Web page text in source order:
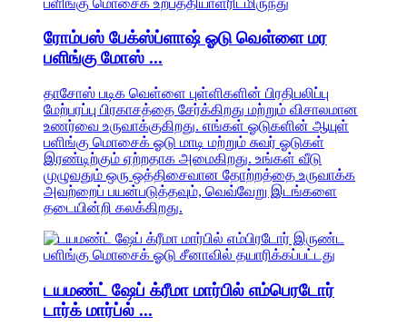
ரோம்பஸ் பேக்ஸ்ப்ளாஷ் ஓடு வெள்ளை மர
பளிங்கு மோஸ் ...
தாசோஸ் படிக வெள்ளை புள்ளிகளின் பிரதிபலிப்பு
மேற்பரப்பு பிரகாசத்தை சேர்க்கிறது மற்றும் விசாலமான
உணர்வை உருவாக்குகிறது. எங்கள் ஓடுகளின் ஆயுள்
பளிங்கு மொசைக் ஓடு மாடி மற்றும் சுவர் ஓடுகள்
இரண்டிற்கும் ஏற்றதாக அமைகிறது. உங்கள் வீடு
முழுவதும் ஒரு ஒத்திசைவான தோற்றத்தை உருவாக்க
அவற்றைப் பயன்படுத்தவும், வெவ்வேறு இடங்களை
தடையின்றி கலக்கிறது.
டயமண்ட் ஷேப் க்ரீமா மார்பில் எம்பெரடோர்
டார்க் மார்ப்ல் ...